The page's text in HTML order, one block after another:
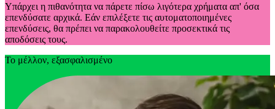
Υπάρχει η πιθανότητα να πάρετε πίσω λιγότερα χρήματα απ' όσα
επενδύσατε αρχικά. Εάν επιλέξετε τις αυτοματοποιημένες
επενδύσεις, θα πρέπει να παρακολουθείτε προσεκτικά τις
αποδόσεις τους.
Το μέλλον, εξασφαλισμένο